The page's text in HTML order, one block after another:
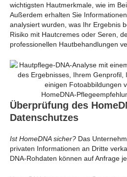
wichtigsten Hautmerkmale, wie im
Außerdem erhalten Sie
analysiert wurden, was Ihr Ergebnis
Risiko mit Hautcremes oder Seren,
professionellen Hautbehandlungen
HomeDNA-
Überprüfung des
Datenschutzes
Ist HomeDNA sicher? Das
privaten Informationen an Dritte
DNA-Rohdaten können auf Anfrage